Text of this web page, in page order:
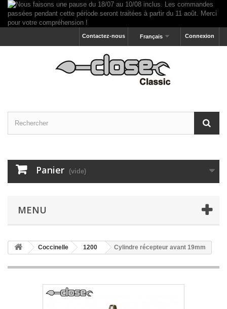
Connexion
Français
Contactez-nous
Panier (vide)
MENU
Coccinelle 1200 Cylindre récepteur avant 19mm